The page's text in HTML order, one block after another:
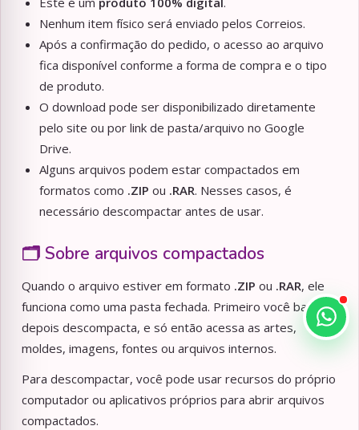
Nenhum item físico será enviado pelos Correios.
Após a confirmação do pedido, o acesso ao arquivo
fica disponível conforme a forma de compra e o tipo
de produto.
O download pode ser disponibilizado diretamente
pelo site ou por link de pasta/arquivo no Google
Drive.
Alguns arquivos podem estar compactados em
formatos como .ZIP ou .RAR. Nesses casos, é
necessário descompactar antes de usar.
🗂️ Sobre arquivos compactados
Quando o arquivo estiver em formato .ZIP ou .RAR, ele
funciona como uma pasta fechada. Primeiro você baixa,
depois descompacta, e só então acessa as artes,
moldes, imagens, fontes ou arquivos internos.
Para descompactar, você pode usar recursos do próprio
computador ou aplicativos próprios para abrir arquivos
compactados.